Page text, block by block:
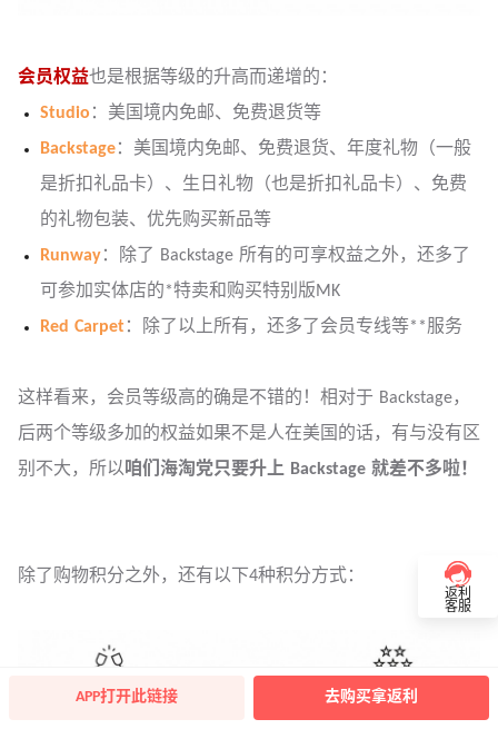
会员权益也是根据等级的升高而递增的：
Studio ：美国境内免邮、免费退货等
Backstage：美国境内免邮、免费退货、年度礼物（一般
是折扣礼品卡）、生日礼物（也是折扣礼品卡）、免费
的礼物包装、优先购买新品等
Runway：除了 Backstage 所有的可享权益之外，还多了
可参加实体店的*特卖和购买特别版MK
Red Carpet ：除了以上所有，还多了会员专线等**服务
这样看来，会员等级高的确是不错的！相对于 Backstage，
后两个等级多加的权益如果不是人在美国的话，有与没有区
别不大，所以咱们海淘党只要升上 Backstage 就差不多啦！
除了购物积分之外，还有以下4种积分方式：
返利
客服
APP打开此链接 去购买拿返利